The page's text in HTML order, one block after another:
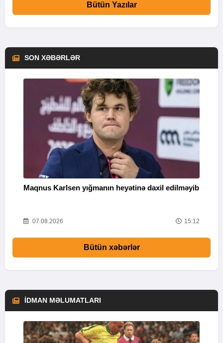
Bütün Yazılar
SON XƏBƏRLƏR
Maqnus Karlsen yığmanın heyətinə daxil edilməyib
07.08.2026 15:12
Bütün xəbərlər
İDMAN MƏLUMATLARI